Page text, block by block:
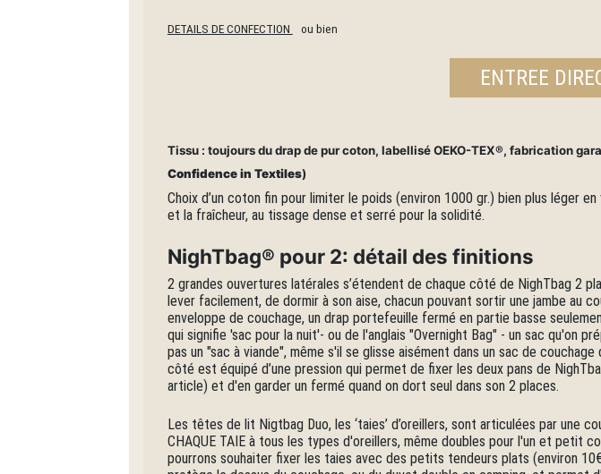
DETAILS DE CONFECTION ou bien
ENTREE
Tissu : toujours du drap de pur coton, labellisé OEKO-TEX®, fabrication
Confidence in Textiles)
Choix d’un coton fin pour limiter le poids (environ 1000 gr.) bien plus léger
et la fraîcheur, au tissage dense et serré pour la solidité.
NighTbag® pour 2: détail des finitions
2 grandes ouvertures latérales s’étendent de chaque côté de NighTbag 2
lever facilement, de dormir à son aise, chacun pouvant sortir une jambe au
enveloppe de couchage, un drap portefeuille fermé en partie basse
qui signifie 'sac pour la nuit'- ou de l'anglais "Overnight Bag" - un sac qu'on
pas un "sac à viande", même s'il se glisse aisément dans un sac de
côté est équipé d’une pression qui permet de fixer les deux pans de
article) et d'en garder un fermé quand on dort seul dans son 2 places.
Les têtes de lit Nigtbag Duo, les ‘taies’ d’oreillers, sont articulées par une
CHAQUE TAIE à tous les types d'oreillers, même doubles pour l'un et petit
pourrons souhaiter fixer les taies avec des petits tendeurs plats (environ